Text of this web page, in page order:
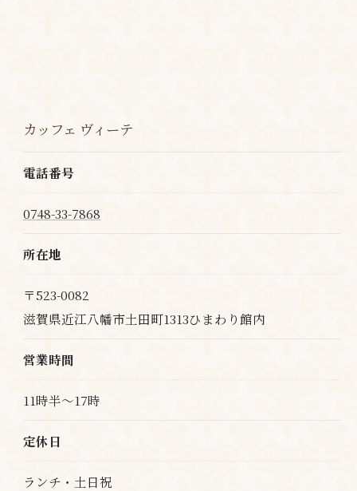
カッフェ ヴィーテ
電話番号
0748-33-7868
所在地
〒523-0082
滋賀県近江八幡市土田町1313ひまわり館内
営業時間
11時半～17時
定休日
ランチ・土日祝